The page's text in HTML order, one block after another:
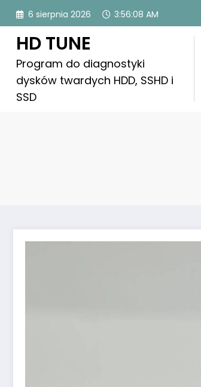
Skip
content
6 sierpnia 2026 3:56:10 AM
HD TUNE
Program do diagnostyki
dysków twardych HDD, SSHD i
SSD